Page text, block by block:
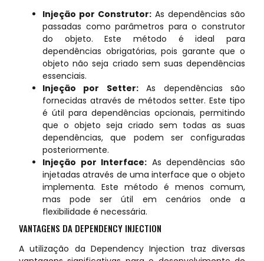
Injeção por Construtor: As dependências são
passadas como parâmetros para o construtor
do objeto. Este método é ideal para
dependências obrigatórias, pois garante que o
objeto não seja criado sem suas dependências
essenciais.
Injeção por Setter:As dependências são
fornecidas através de métodos setter. Este tipo
é útil para dependências opcionais, permitindo
que o objeto seja criado sem todas as suas
dependências, que podem ser configuradas
posteriormente.
Injeção por Interface: As dependências são
injetadas através de uma interface que o objeto
implementa. Este método é menos comum,
mas pode ser útil em cenários onde a
flexibilidade é necessária.
VANTAGENS DA DEPENDENCY INJECTION
A utilização da Dependency Injection traz diversas